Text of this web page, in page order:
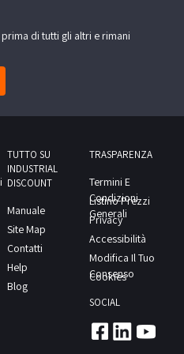
di tutti gli altri e rimani
TUTTO SU
INDUSTRIAL
DISCOUNT
Manuale
Site Map
Contatti
Help
Blog
TRASPARENZA
Termini E
Condizioni
Generali
Listino Prezzi
Privacy
Accessibilità
Modifica Il Tuo
Consenso
Cookies
SOCIAL